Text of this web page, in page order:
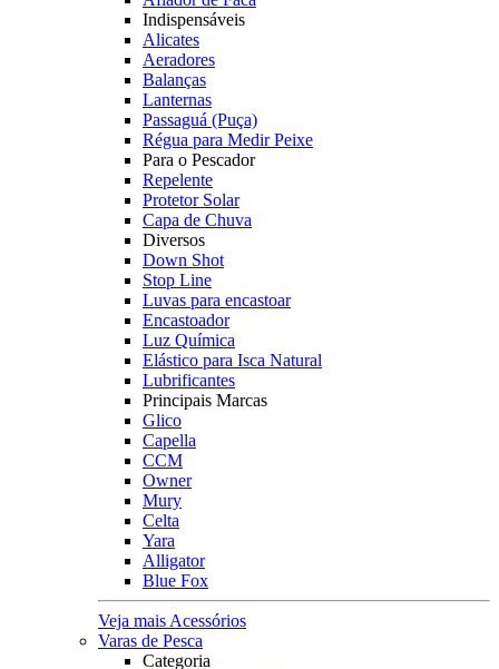
Indispensáveis
Alicates
Aeradores
Balanças
Lanternas
Passaguá (Puça)
Régua para Medir Peixe
Para o Pescador
Repelente
Protetor Solar
Capa de Chuva
Diversos
Down Shot
Stop Line
Luvas para encastoar
Encastoador
Luz Química
Elástico para Isca Natural
Lubrificantes
Principais Marcas
Glico
Capella
CCM
Owner
Mury
Celta
Yara
Alligator
Blue Fox
Veja mais Acessórios
Varas de Pesca
Categoria